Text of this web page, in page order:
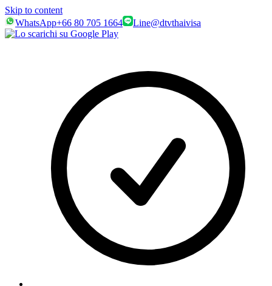
Skip to content
WhatsApp+66 80 705 1664 Line@dtvthaivisa